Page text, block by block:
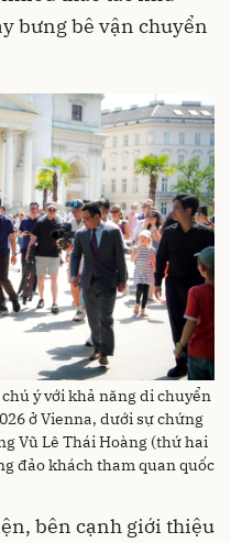
bưng bê vận chuyển
ý với khả năng di chuyển
ở Vienna, dưới sự chứng
Vũ Lê Thái Hoàng (thứ hai
đảo khách tham quan quốc
bên cạnh giới thiệu